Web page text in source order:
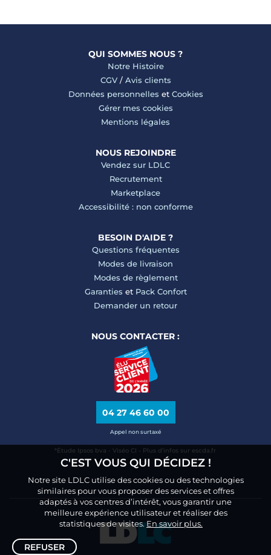
QUI SOMMES NOUS ?
Notre Histoire
CGV/ Avis clients
Données personnelles et Cookies
Gérer mes cookies
Mentions légales
NOUS REJOINDRE
Vendez sur LDLC
Recrutement
Marketplace
Accessibilité : non conforme
BESOIN D'AIDE ?
Questions fréquentes
Modes de livraison
Modes de règlement
Garanties et Pack Confort
Demander un retour
NOUS CONTACTER :
04 27 46 60 00
Appel non surtaxé
*Étude Ipsos bva - Viséo CI - Plus d’infos sur escda.fr
C'EST VOUS QUI DÉCIDEZ !
Notre site LDLC utilise des cookies ou des technologies
similaires pour vous proposer des services et offres
adaptés à vos centres d’intérêt, vous garantir une
meilleure expérience utilisateur et réaliser des
statistiques de visites.En savoir plus.
REFUSER